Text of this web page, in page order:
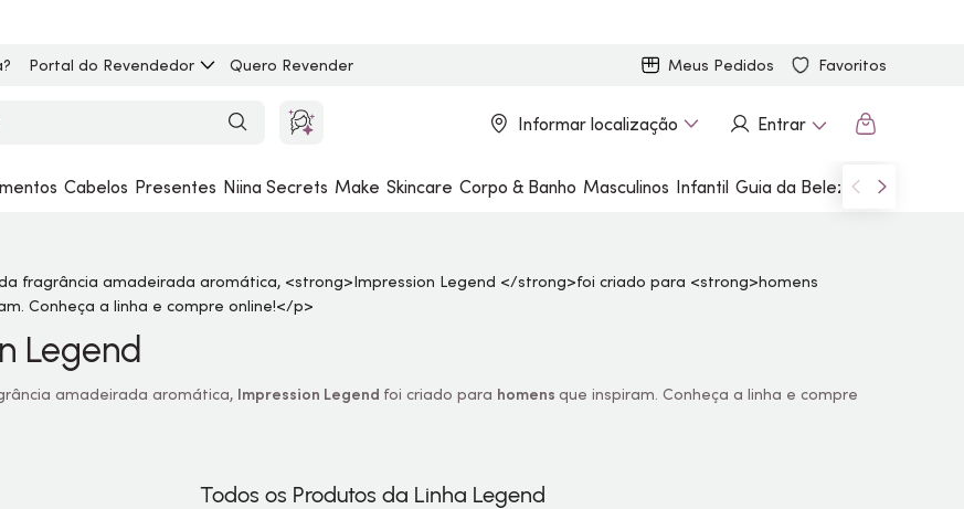
Portal do Revendedor Quero Revender Meus Pedidos Favoritos
Informar localização Entrar
Cabelos Presentes Niina Secrets Make Skincare Corpo & Banho Masculinos Infantil Guia da Beleza Marcas
Legend
amadeirada aromática, Impression Legend foi criado para homensque inspiram. Conheça a linha e compre
Todos os Produtos da Linha Legend